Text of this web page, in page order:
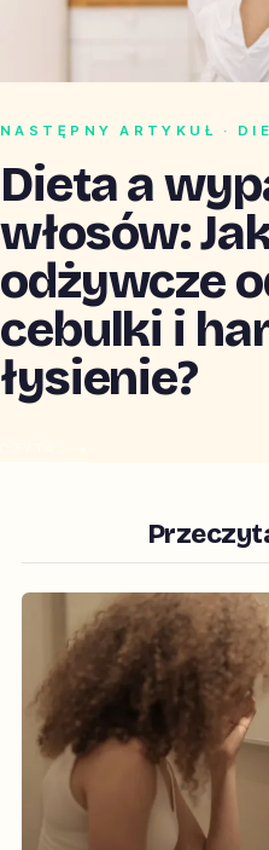
NASTĘPNY ARTYKUŁ ·
Dieta a
włosów:
odżywcze
cebulki i
łysienie?